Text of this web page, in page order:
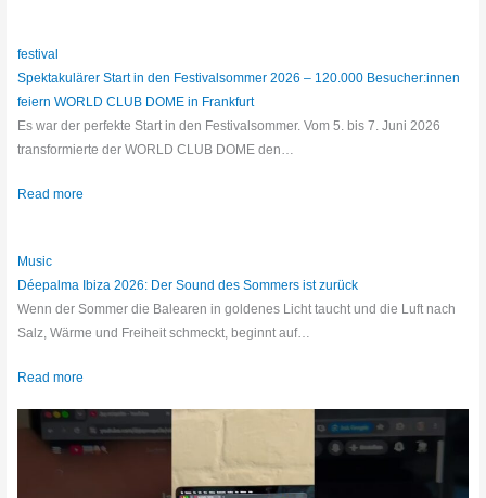
festival
Spektakulärer Start in den Festivalsommer 2026 – 120.000 Besucher:innen
feiern WORLD CLUB DOME in Frankfurt
Es war der perfekte Start in den Festivalsommer. Vom 5. bis 7. Juni 2026
transformierte der WORLD CLUB DOME den…
Read more
Music
Déepalma Ibiza 2026: Der Sound des Sommers ist zurück
Wenn der Sommer die Balearen in goldenes Licht taucht und die Luft nach
Salz, Wärme und Freiheit schmeckt, beginnt auf…
Read more